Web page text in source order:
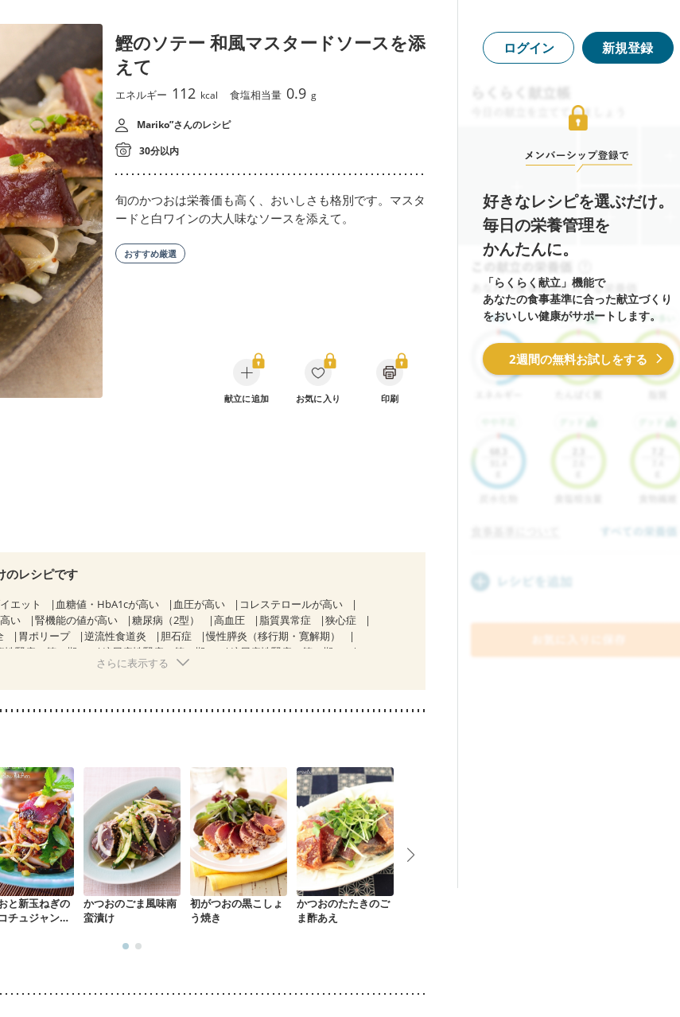
鰹のソテー 和風マスタードソースを添
えて
エネルギー 112 kcal 食塩相当量 0.9 g
Mariko”さんのレシピ
30分以内
旬のかつおは栄養価も高く、おいしさも格別です。マスタ
ードと白ワインの大人味なソースを添えて。
おすすめ厳選
献立に追加 お気に入り 印刷
のレシピです
エット 血糖値・HbA1cが高い 血圧が高い
コレステロールが高い
い 腎機能の値が高い 糖尿病（2型） 高血圧 脂質異常症
狭心症
胃ポリープ 逆流性食道炎 胆石症
慢性膵炎（移行期・寛解期）
性腎症（第１期） 糖尿病性腎症（第２期）
糖尿病性腎症（第３期）
CKD（ステージ３a） 透析
）
貧血対策 ニキビ・肌荒れ 妊活中 更年期
さらに表示する
と新玉ねぎの
チュジャンあ
かつおのごま風味南
蛮漬け
初がつおの黒こしょ
う焼き
かつおのたたきのご
ま酢あえ
ログイン 新規登録
好きなレシピを選ぶだけ。
毎日の栄養管理を
かんたんに。
「らくらく献立」機能で
あなたの食事基準に合った献立づくり
をおいしい健康がサポートします。
2週間の無料お試しをする